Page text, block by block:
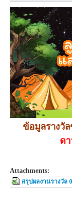
ข้อมูลรางวัล
ด
Attachments:
สรุปผลงานรางวัล